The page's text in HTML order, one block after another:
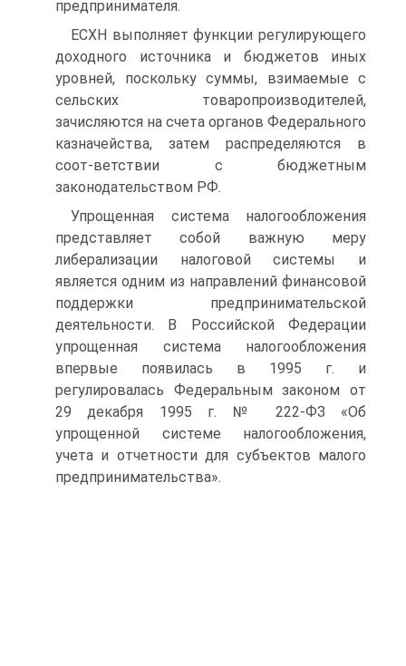
предпринимателя.
ЕСХН выполняет функции регулирующего
доходного источника и бюджетов иных
уровней, поскольку суммы, взимаемые с
сельских товаропроизводителей,
зачисляются на счета органов Федерального
казначейства, затем распределяются в
соот-ветствии с бюджетным
законодательством РФ.
Упрощенная система налогообложения
представляет собой важную меру
либерализации налоговой системы и
является одним из направлений финансовой
поддержки предпринимательской
деятельности. В Российской Федерации
упрощенная система налогообложения
впервые появилась в 1995 г. и
регулировалась Федеральным законом от
29 декабря 1995 г. № 222-ФЗ «Об
упрощенной системе налогообложения,
учета и отчетности для субъектов малого
предпринимательства».